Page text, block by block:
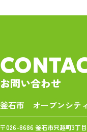
お問い合わせ
釜石市 オープンシテ
〒026-8686 釜石市只越町3丁